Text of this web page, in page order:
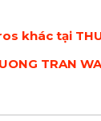
khác tại
TRAN